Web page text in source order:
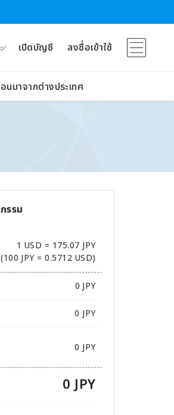
เปิดบัญชี ลงชื่อเข้าใช้
นมาจากต่างประเทศ
รรม
1 USD = 175.07 JPY
(100 JPY = 0.5712 USD)
0 JPY
0 JPY
0 JPY
0 JPY